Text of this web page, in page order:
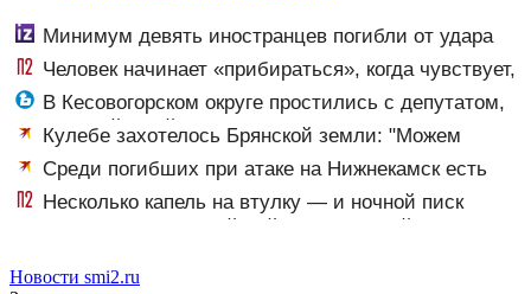
Минимум девять иностранцев погибли от удара
ВСУ в Нижнекамске
Человек начинает «прибираться», когда чувствует,
что жизнь подходит к финалу: мудрые слова, которые
пробирают до мурашек
В Кесовогорском округе простились с депутатом,
врачом районной больницы Андреем Довжуком
Кулебе захотелось Брянской земли: "Можем
уважить и набросить. Горсть. На крышку гроба"
Среди погибших при атаке на Нижнекамск есть
граждане Узбекистана и Таджикистана
Несколько капель на втулку — и ночной писк
беспокоит реже: летний лайфхак, который спасает в
Новости smi2.ru